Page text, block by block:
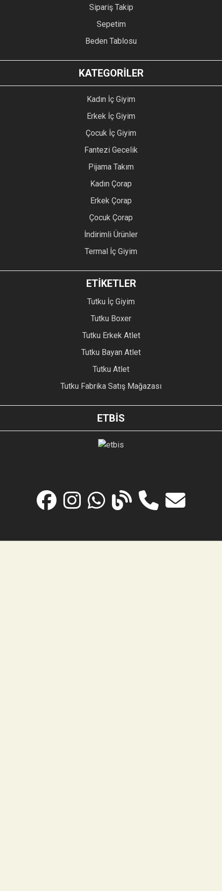
Sipariş Takip
Sepetim
Beden Tablosu
KATEGORİLER
Kadın İç Giyim
Erkek İç Giyim
Çocuk İç Giyim
Fantezi Gecelik
Pijama Takım
Kadın Çorap
Erkek Çorap
Çocuk Çorap
İndirimli Ürünler
Termal İç Giyim
ETİKETLER
Tutku İç Giyim
Tutku Boxer
Tutku Erkek Atlet
Tutku Bayan Atlet
Tutku Atlet
Tutku Fabrika Satış Mağazası
ETBİS